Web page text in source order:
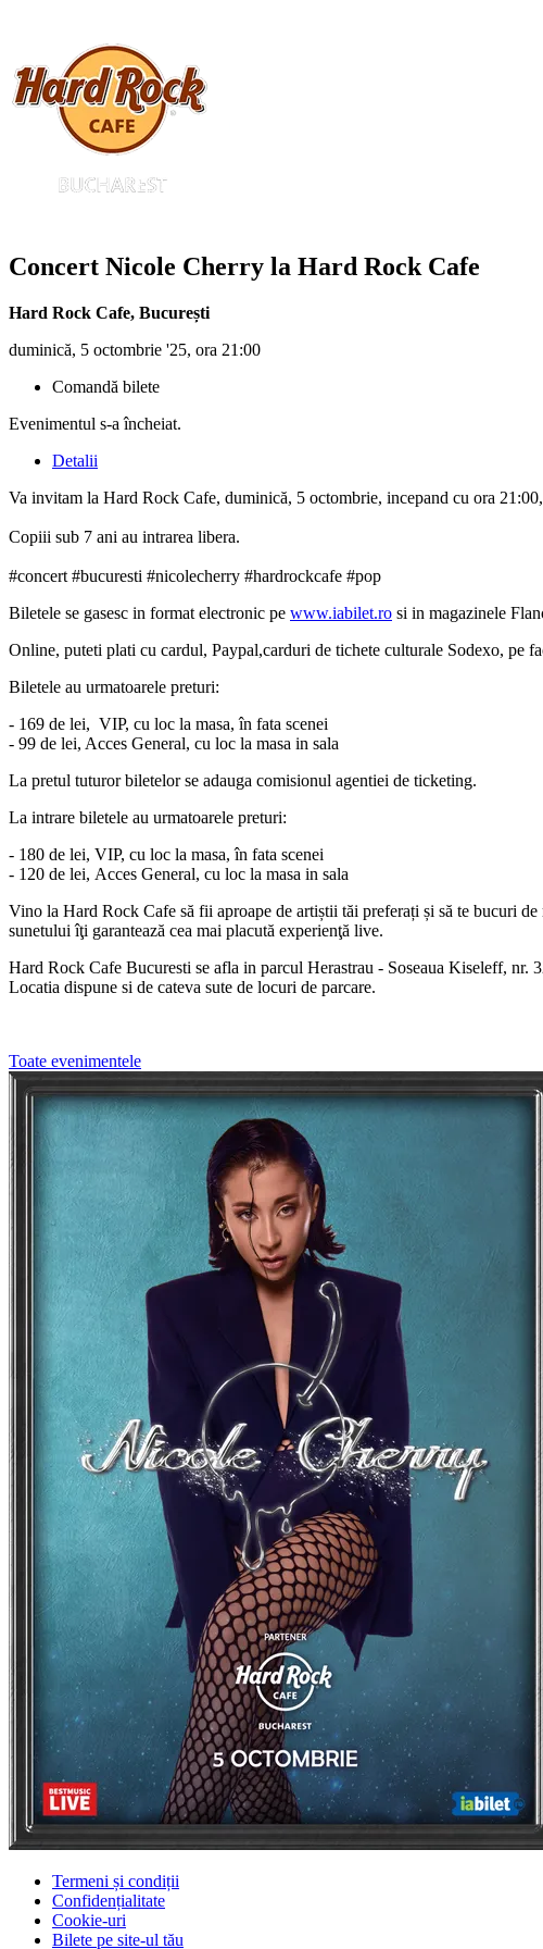
Concert Nicole Cherry la Hard Rock Cafe
Hard Rock Cafe, București
duminică, 5 octombrie '25, ora 21:00
Comandă bilete
Evenimentul s-a încheiat.
Detalii
Va invitam la Hard Rock Cafe, duminică, 5 octombrie, incepand cu ora
Copiii sub 7 ani au intrarea libera.
#concert #bucuresti #nicolecherry #hardrockcafe #pop
Biletele se gasesc in format electronic pe www.iabilet.ro si in magazinele
Online, puteti plati cu cardul, Paypal,carduri de tichete culturale Sodexo, pe
Biletele au urmatoarele preturi:
- 169 de lei, VIP, cu loc la masa, în fata scenei
- 99 de lei, Acces General, cu loc la masa in sala
La pretul tuturor biletelor se adauga comisionul agentiei de ticketing.
La intrare biletele au urmatoarele preturi:
- 180 de lei, VIP, cu loc la masa, în fata scenei
- 120 de lei, Acces General, cu loc la masa in sala
Vino la Hard Rock Cafe să fii aproape de artiștii tăi preferați și să te bucuri
sunetului îţi garantează cea mai placută experienţă live.
Hard Rock Cafe Bucuresti se afla in parcul Herastrau - Soseaua Kiseleff, nr.
Locatia dispune si de cateva sute de locuri de parcare.
Toate evenimentele
Termeni și condiții
Confidențialitate
Cookie-uri
Bilete pe site-ul tău